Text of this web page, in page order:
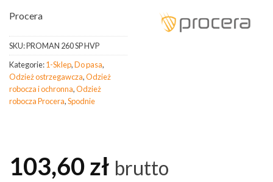
Procera
SKU:PROMAN 260 SP HVP
Kategorie:1-Sklep,Do pasa,
Odzież ostrzegawcza,Odzież
robocza i ochronna,Odzież
robocza Procera,Spodnie
103,60zł brutto